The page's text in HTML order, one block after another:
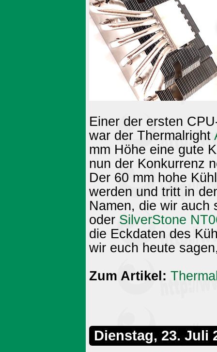
Einer der ersten
war der Thermalright
mm Höhe eine gute
nun der Konkurrenz
Der 60 mm hohe
werden und tritt in
Namen, die wir
oder SilverStone
die Eckdaten des
wir euch heute
Zum Artikel:
Dienstag, 23. Juli